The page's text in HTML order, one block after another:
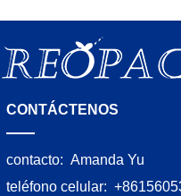
CONTÁCTENOS
contacto: Amanda Yu
teléfono celular: